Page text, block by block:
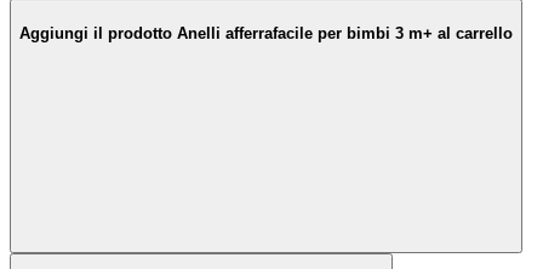
Aggiungi il prodotto Anelli afferrafacile per bimbi 3 m+ al carrello